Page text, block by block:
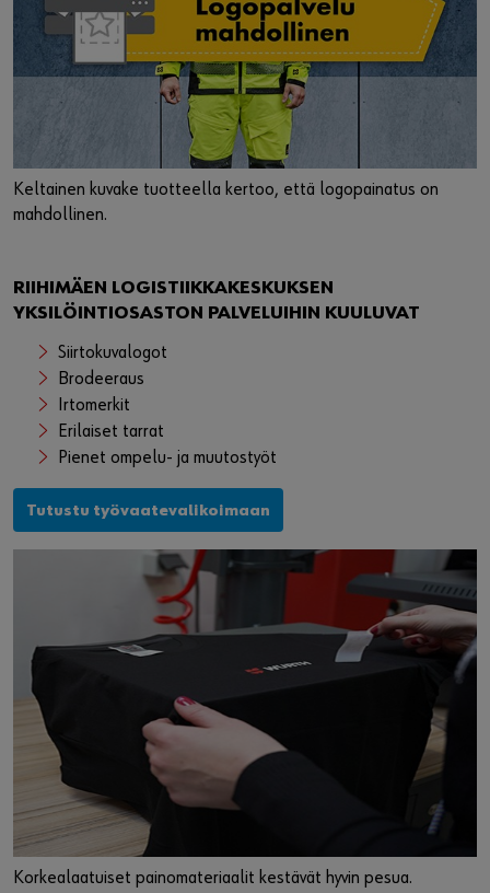
Keltainen kuvake tuotteella kertoo, että logopainatus on
mahdollinen.
RIIHIMÄEN LOGISTIIKKAKESKUKSEN
YKSILÖINTIOSASTON PALVELUIHIN KUULUVAT
Siirtokuvalogot
Brodeeraus
Irtomerkit
Erilaiset tarrat
Pienet ompelu- ja muutostyöt
Tutustu työvaatevalikoimaan
Korkealaatuiset painomateriaalit kestävät hyvin pesua.